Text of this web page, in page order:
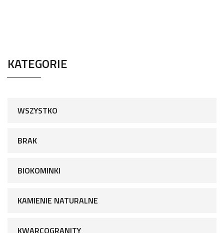
KATEGORIE
WSZYSTKO
BRAK
BIOKOMINKI
KAMIENIE NATURALNE
KWARCOGRANITY